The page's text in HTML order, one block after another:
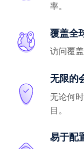
率。
覆盖全
访问覆
无限的
无论何
目。
易于配